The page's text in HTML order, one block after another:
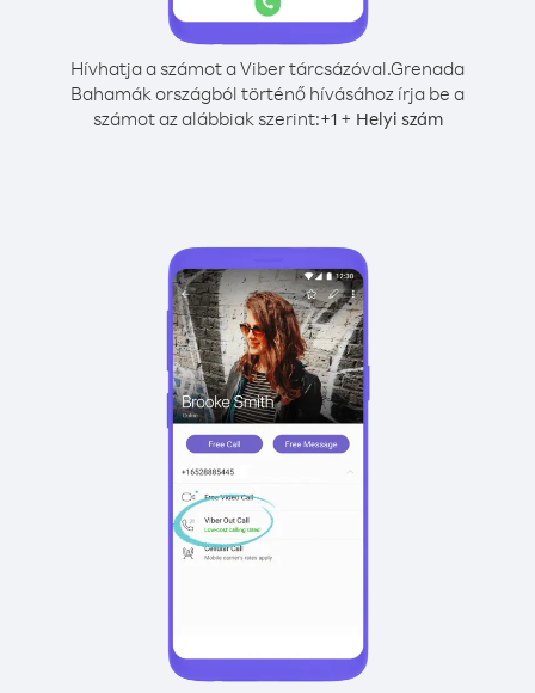
Hívhatja a számot a Viber tárcsázóval.Grenada
Bahamák országból történő hívásához írja be a
számot az alábbiak szerint:+1+ Helyi szám